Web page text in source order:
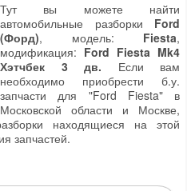
Тут вы можете найти
автомобильные разборки Ford
(Форд), модель: Fiesta,
модификация: Ford Fiesta Mk4
Хэтчбек 3 дв. Если вам
необходимо приобрести б.у.
запчасти для "Ford Fiesta" в
Московской области и Москве,
находящиеся на этой
запчастей.